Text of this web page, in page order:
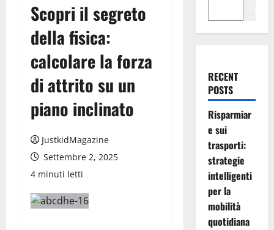
Scopri il segreto
della fisica:
calcolare la forza
di attrito su un
piano inclinato
JustkidMagazine
Settembre 2, 2025
4 minuti letti
RECENT
POSTS
Risparmiar
e sui
trasporti:
strategie
intelligenti
per la
mobilità
quotidiana